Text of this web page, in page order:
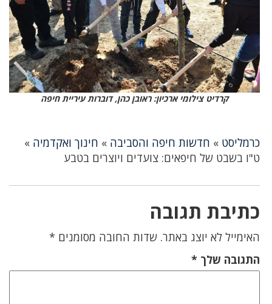
קרדיט צילומי ארכיון: ראובן כהן, דוברות עיריית חיפה
כרמליסט » חדשות חיפה והסביבה » חינוך ואקדמיה »
ט"ו בשבט של חיפאים: צועדים ויוצרים בטבע
כתיבת תגובה
האימייל לא יוצג באתר. שדות החובה מסומנים *
התגובה שלך *